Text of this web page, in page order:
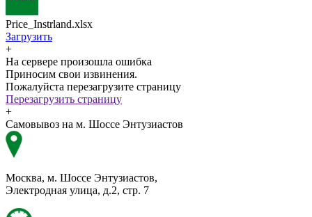
Price_Instrland.xlsx
Загрузить
+
На сервере произошла ошибка
Приносим свои извинения.
Пожалуйста перезагрузите страницу
Перезагрузить страницу
+
Самовывоз на м. Шоссе Энтузиастов
Москва, м. Шоссе Энтузиастов,
Электродная улица, д.2, стр. 7